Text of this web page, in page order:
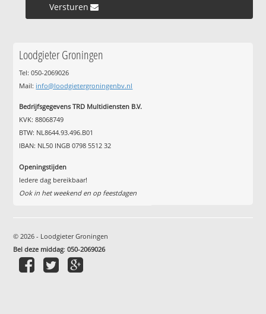
Versturen »
Loodgieter Groningen
Tel: 050-2069026
Mail: info@loodgietergroningenbv.nl
Bedrijfsgegevens TRD Multidiensten B.V.
KVK: 88068749
BTW: NL8644.93.496.B01
IBAN: NL50 INGB 0798 5512 32
Openingstijden
Iedere dag bereikbaar!
Ook in het weekend en op feestdagen
© 2026 - Loodgieter Groningen
Bel deze middag:050-2069026